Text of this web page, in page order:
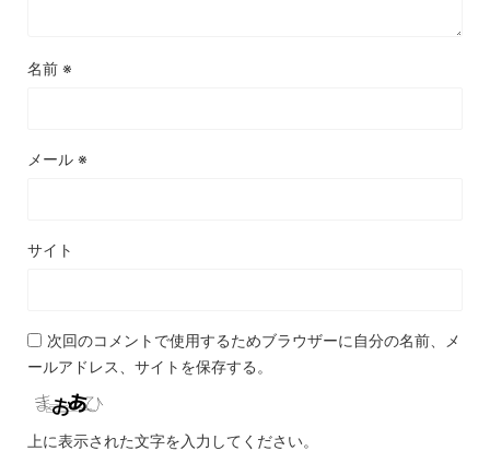
名前 ※
メール ※
サイト
次回のコメントで使用するためブラウザーに自分の名前、メ
ールアドレス、サイトを保存する。
上に表示された文字を入力してください。